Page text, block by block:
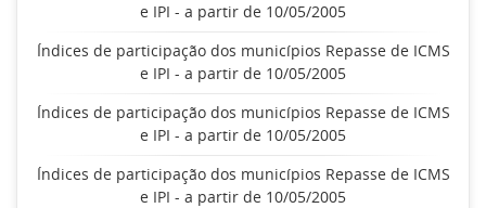
e IPI - a partir de 10/05/2005
Índices de participação dos municípios Repasse de ICMS
e IPI - a partir de 10/05/2005
Índices de participação dos municípios Repasse de ICMS
e IPI - a partir de 10/05/2005
Índices de participação dos municípios Repasse de ICMS
e IPI - a partir de 10/05/2005